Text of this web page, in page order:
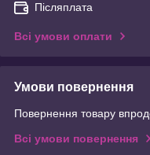
Післяплата
Всі умови оплати
Умови повернення
Повернення товару
Всі умови повернення